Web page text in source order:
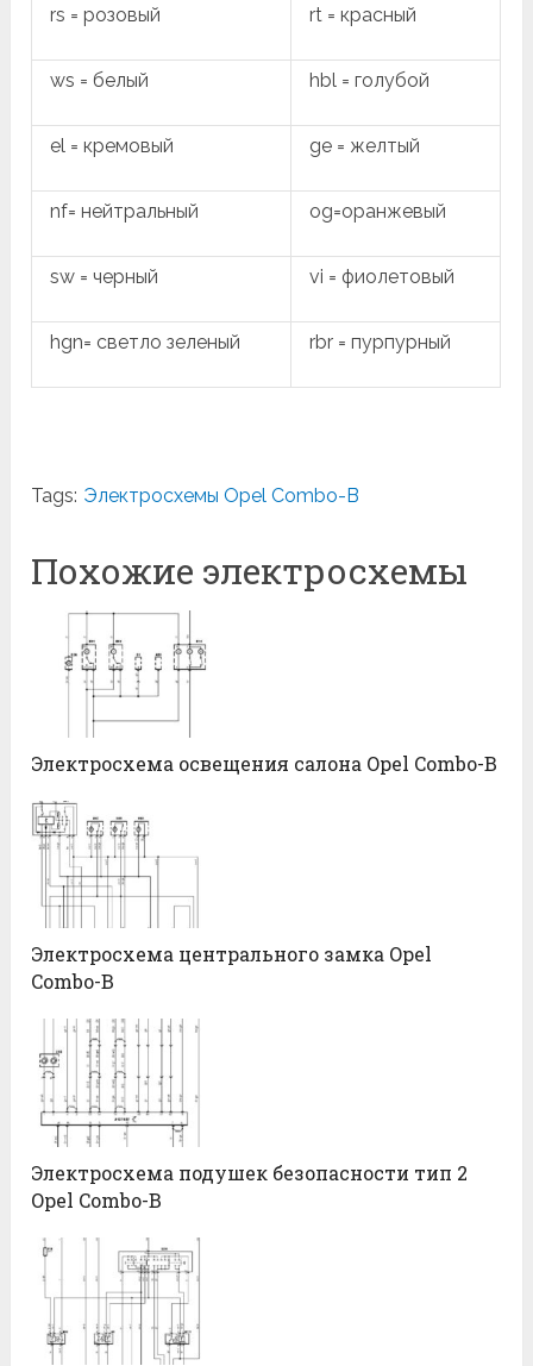
rs = розовый rt = красный
ws = белый hbl = голубой
el = кремовый ge = желтый
nf= нейтральный og=оранжевый
sw = черный vi = фиолетовый
hgn= светло зеленый rbr = пурпурный
Tags: Электросхемы Opel Combo-B
Похожие электросхемы
Электросхема освещения салона Opel Combo-B
Электросхема центрального замка Opel
Combo-B
Электросхема подушек безопасности тип 2
Opel Combo-B